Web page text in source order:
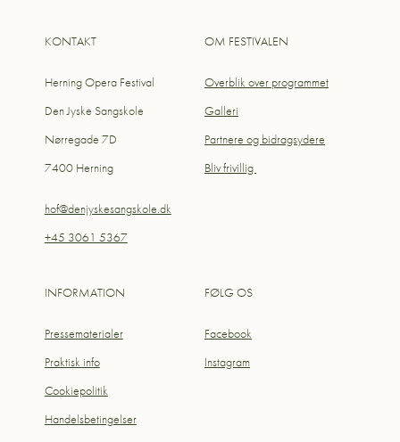
KONTAKT
Herning Opera Festival
Den Jyske Sangskole
Nørregade 7D
7400 Herning
hof@denjyskesangskole.dk
+45 3061 5367
OM FESTIVALEN
Overblik over programmet
Galleri
Partnere og bidragsydere
Bliv frivillig
INFORMATION
Pressematerialer
Praktisk info
Cookiepolitik
Handelsbetingelser
FØLG OS
Facebook
Instagram